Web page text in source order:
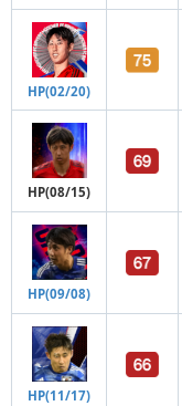
HP(02/20)
HP(08/15)
HP(09/08)
HP(11/17)